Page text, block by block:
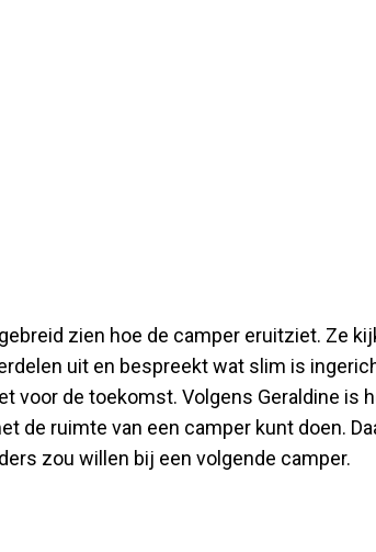
zien hoe de camper eruitziet. Ze
uit en bespreekt wat slim is
voor de toekomst. Volgens Geraldine is
de ruimte van een camper kunt doen.
zou willen bij een volgende camper.